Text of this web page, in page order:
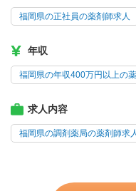
福岡県の正社員の薬剤師求人
年収
福岡県の年収400万円以上の
求人内容
福岡県の調剤薬局の薬剤師求